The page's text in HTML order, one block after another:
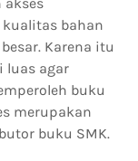
bahan
Karena itu
luas agar
buku
merupakan
buku SMK.